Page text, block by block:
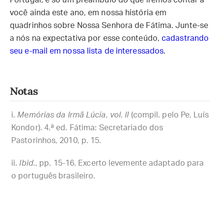
você ainda este ano, em nossa história em
quadrinhos sobre Nossa Senhora de Fátima. Junte-se
a nós na expectativa por esse conteúdo,cadastrando
seu e-mail em nossa lista de interessados.
Notas
Memórias da Irmã Lúcia, vol. II(compil. pelo Pe. Luís
Kondor). 4.ª ed. Fátima: Secretariado dos
Pastorinhos, 2010, p. 15.
Ibid., pp. 15-16. Excerto levemente adaptado para
o português brasileiro.